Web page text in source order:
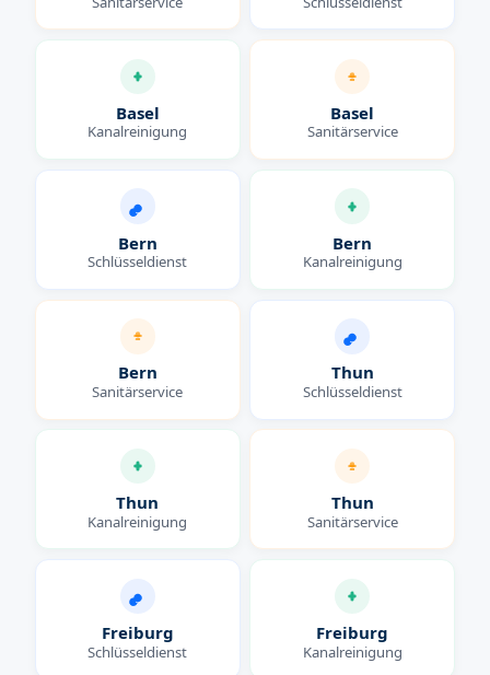
Basel
Kanalreinigung
Basel
Sanitärservice
Bern
Schlüsseldienst
Bern
Kanalreinigung
Bern
Sanitärservice
Thun
Schlüsseldienst
Thun
Kanalreinigung
Thun
Sanitärservice
Freiburg
Schlüsseldienst
Freiburg
Kanalreinigung